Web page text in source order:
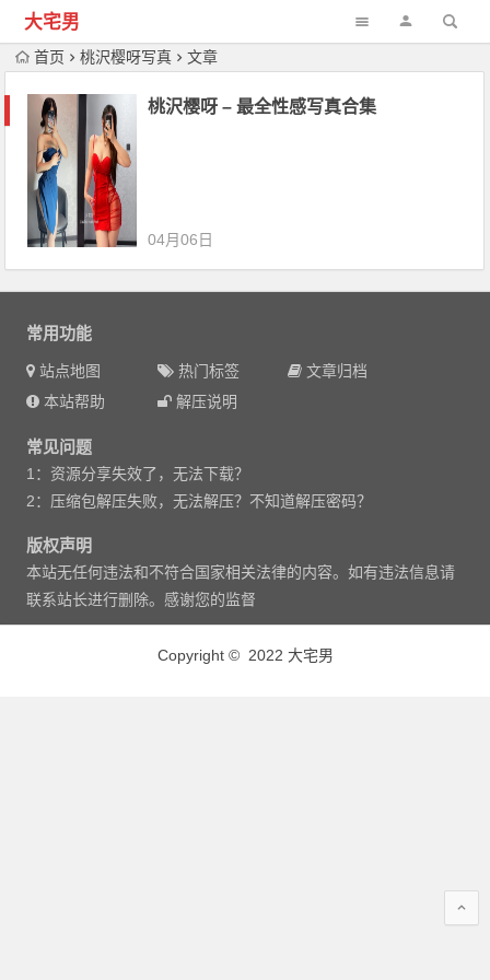
大宅男
首页 桃沢樱呀写真 文章
桃沢樱呀 – 最全性感写真合集
04月06日
常用功能
站点地图 热门标签
文章归档
本站帮助
解压说明
常见问题
1：资源分享失效了，无法下载？
2：压缩包解压失败，无法解压？不知道解压密码？
版权声明
本站无任何违法和不符合国家相关法律的内容。如有违法信息请
联系站长进行删除。感谢您的监督
Copyright © 2022 大宅男